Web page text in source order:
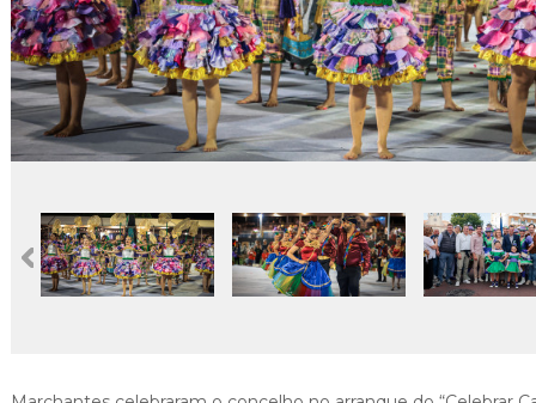
Planeamento Estratégico
Reabilitação urbana
Urbanismo
Cascais Próxima
Economia & Inovação
Governação
Mobilidade
Qualidade de vida
Jornal C
Agenda do executivo
VIVER
VISITAR
ESTUDAR
MOBILIDADE
INVESTIR EM CASCAIS